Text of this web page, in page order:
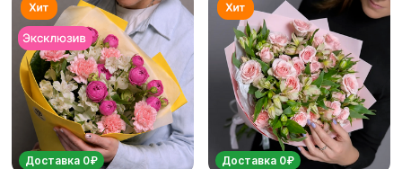
Доставка 0₽ Доставка 0₽